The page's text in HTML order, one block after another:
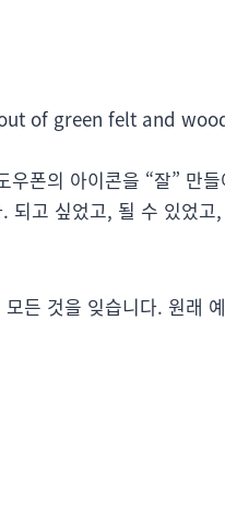
of green felt and
폰의 아이콘을 “잘” 만
되고 싶었고, 될 수 있었
든 것을 잊습니다. 원래